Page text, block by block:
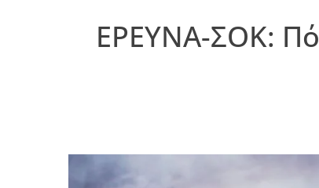
ΕΡΕΥΝΑ-ΣΟΚ: